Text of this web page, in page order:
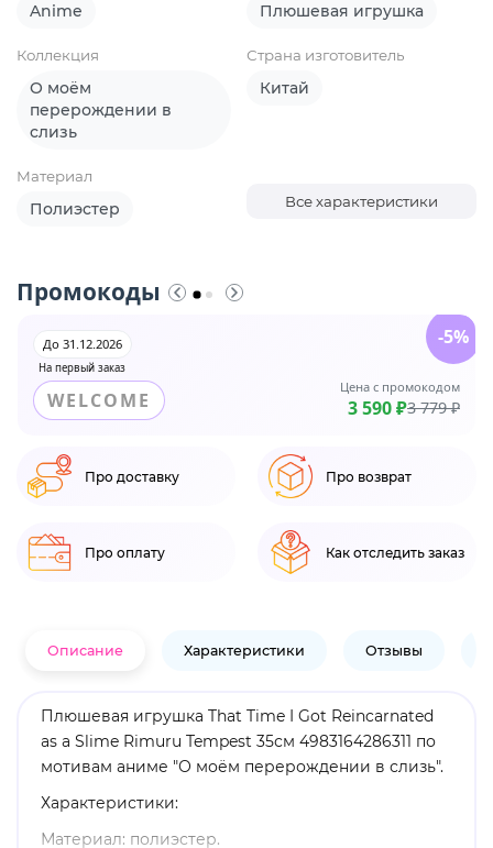
Anime Плюшевая игрушка
Коллекция
О моём
перерождении в
слизь
Страна изготовитель
Китай
Материал
Полиэстер Все характеристики
Промокоды
На первый заказ
До 31.12.2026
WELCOME
Цена с промокодом
3 590 ₽3 779 ₽
-5%
Про доставку Про возврат
Про оплату Как отследить заказ
Описание Характеристики Отзывы
Плюшевая игрушка That Time I Got Reincarnated
as a Slime Rimuru Tempest 35см 4983164286311 по
мотивам аниме "О моём перерождении в слизь".
Характеристики:
Материал: полиэстер.